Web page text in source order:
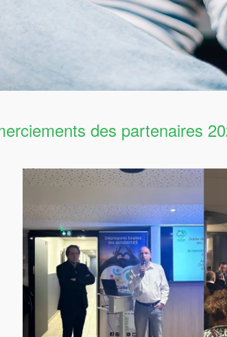
des partenaires